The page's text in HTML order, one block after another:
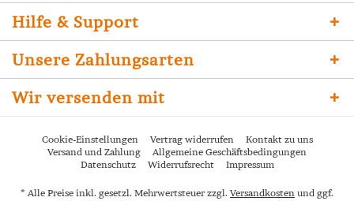
Hilfe & Support
Unsere Zahlungsarten
Wir versenden mit
Cookie-Einstellungen Vertrag widerrufen
Kontakt zu uns
Versand und Zahlung
Allgemeine Geschäftsbedingungen
Datenschutz
Widerrufsrecht Impressum
* Alle Preise inkl. gesetzl. Mehrwertsteuer zzgl. Versandkosten und ggf.